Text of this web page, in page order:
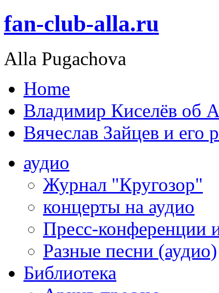
fan-club-alla.ru
Alla Pugachova
Home
Владимир Киселёв об
Вячеслав Зайцев и его
аудио
Журнал "Кругозор"
концерты на аудио
Пресс-конференции
Разные песни (аудио)
Библиотека